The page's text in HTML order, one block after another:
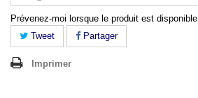
Prévenez-moi lorsque le produit est disponible
Tweet
Partager
Imprimer